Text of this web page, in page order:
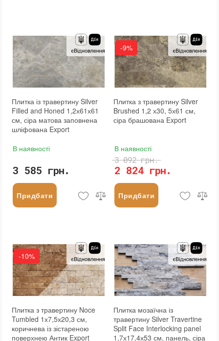
Плитка із травертину Silver
Filled and Honed 1,2х61х61
см, сіра матова заповнена
шліфована Export
В наявності
3 585 грн.
Придбати
-9%
Плитка з травертину Silver
Brushed 1,2 х30, 5х61 см,
сіра брашована Export
В наявності
2 824 грн.
3 092 грн.
Придбати
-10%
Плитка з травертину Noce
Tumbled 1х7,5х20,3 см,
коричнева із зістареною
поверхнею Антик Export
Плитка мозаїчна із
травертину Silver Travertine
Split Face Interlocking panel
1,7х17,4х53 см, панель, сіра